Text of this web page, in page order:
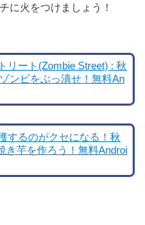
に火をつけましょう！
リート(Zombie Street) : 秋
ンビをぶっ潰せ！無料An
するのがクセになる！秋
き芋を作ろう！無料Androi